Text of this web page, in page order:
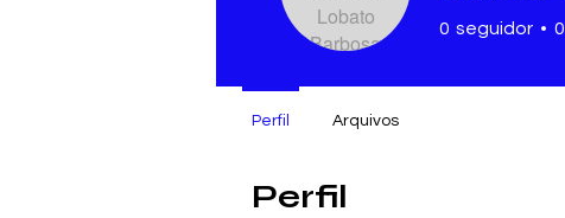
Perfil
0 seguidor 0
Perfil Arquivos